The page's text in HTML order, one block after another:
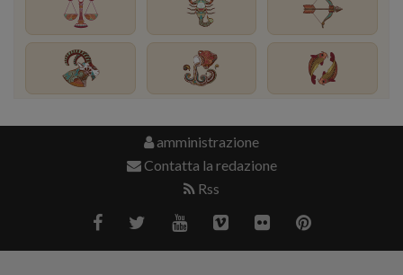
amministrazione
Contatta la redazione
Rss